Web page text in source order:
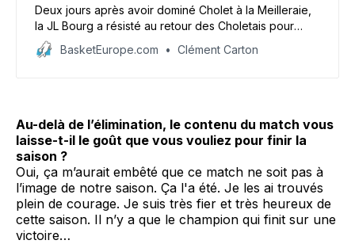
Deux jours après avoir dominé Cholet à la Meilleraie,
la JL Bourg a résisté au retour des Choletais pour
conclure la série ce mercredi 28 mai à Ekinox (94-
89). La Jeu affrontera le vainqueur de Paris - Dijon en
BasketEurope.com Clément Carton
Au-delà de l’élimination, le contenu du match vous
laisse-t-il le goût que vous vouliez pour finir la
saison ?
Oui, ça m’aurait embêté que ce match ne soit pas à
l’image de notre saison. Ça l'a été. Je les ai trouvés
plein de courage. Je suis très fier et très heureux de
cette saison. Il n’y a que le champion qui finit sur une
victoire…